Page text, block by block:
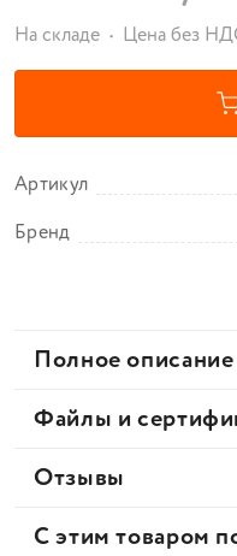
На складе Цена без
Артикул
Бренд
Полное описание
Файлы и
Отзывы
С этим товаром